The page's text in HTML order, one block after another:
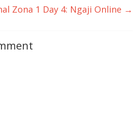
Zona 1 Day 4: Ngaji Online →